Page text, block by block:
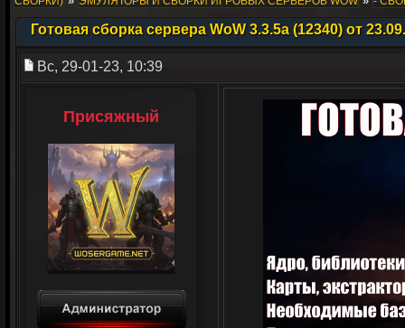
Готовая сборка сервера WoW 3.3.5a (12340) от
Вс, 29-01-23, 10:39
Присяжный